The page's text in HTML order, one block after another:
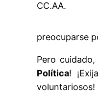
CC.AA.
preocuparse
Pero cuidado,
Política!
voluntariosos!